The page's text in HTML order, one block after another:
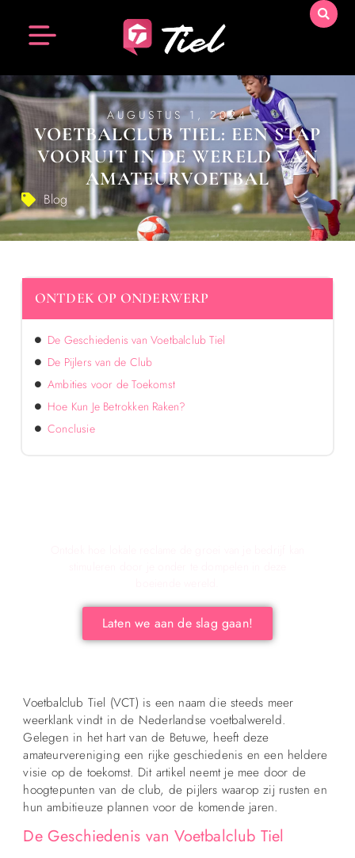
AUGUSTUS 1, 2024
VOETBALCLUB TIEL: EEN STAP
VOORUIT IN DE WERELD VAN
AMATEURVOETBAL
Blog
Voetbalclub Tiel (VCT) is een naam die steeds meer
weerklank vindt in de Nederlandse voetbalwereld.
Gelegen in het hart van de Betuwe, heeft deze
amateurvereniging een rijke geschiedenis en een heldere
visie op de toekomst. Dit artikel neemt je mee door de
hoogtepunten van de club, de pijlers waarop zij rusten en
hun ambitieuze plannen voor de komende jaren.
De Geschiedenis van Voetbalclub Tiel
ONTDEK OP ONDERWERP
De Geschiedenis van Voetbalclub Tiel
De Pijlers van de Club
Ambities voor de Toekomst
Hoe Kun Je Betrokken Raken?
Conclusie
Laten we aan de slag gaan!